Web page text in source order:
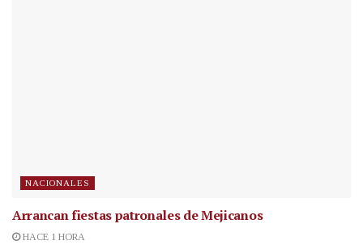
NACIONALES
Arrancan fiestas patronales de Mejicanos
HACE 1 HORA